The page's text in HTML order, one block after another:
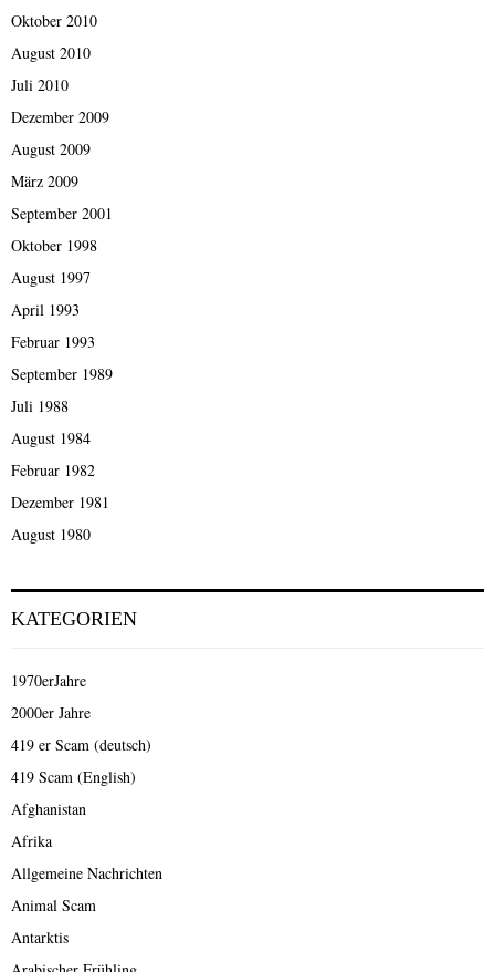
Oktober 2010
August 2010
Juli 2010
Dezember 2009
August 2009
März 2009
September 2001
Oktober 1998
August 1997
April 1993
Februar 1993
September 1989
Juli 1988
August 1984
Februar 1982
Dezember 1981
August 1980
KATEGORIEN
1970erJahre
2000er Jahre
419 er Scam (deutsch)
419 Scam (English)
Afghanistan
Afrika
Allgemeine Nachrichten
Animal Scam
Antarktis